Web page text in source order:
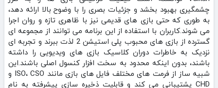
چشمگیری بهبود بخشد و جزئیات بصری را با وضوح بالا ارائه دهد،
به طوری که حتی بازی‌ های قدیمی نیز با ظاهری تازه و روان اجرا
می‌ شوند.کاربران با استفاده از این برنامه می‌ توانند از مجموعه‌ ای
گسترده از بازی‌ های محبوب پلی‌ استیشن 2 لذت ببرند و تجربه‌ ای
نزدیک به خاطرات دوران کلاسیک بازی‌ های ویدیویی را داشته
باشند، بدون اینکه محدود به سخت‌ افزار کنسول اصلی باشند.این
شبیه‌ ساز از فرمت‌ های مختلف فایل‌ های بازی مانند ISO، CSO و
CHD پشتیبانی می‌ کند و قابلیت ذخیره‌ سازی پیشرفته به نام